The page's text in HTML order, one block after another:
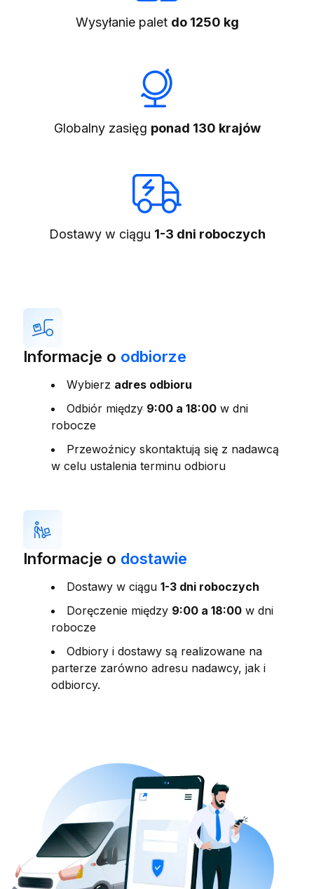
Wysyłanie palet do 1250 kg
Globalny zasięg ponad 130 krajów
Dostawy w ciągu 1-3 dni roboczych
Informacje o odbiorze
Wybierz adres odbioru
Odbiór między 9:00 a 18:00 w dni
robocze
Przewoźnicy skontaktują się z nadawcą
w celu ustalenia terminu odbioru
Informacje o dostawie
Dostawy w ciągu 1-3 dni roboczych
Doręczenie między 9:00 a 18:00 w dni
robocze
Odbiory i dostawy są realizowane na
parterze zarówno adresu nadawcy, jak i
odbiorcy.